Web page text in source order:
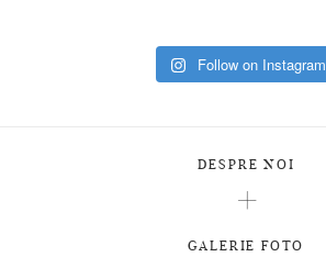
Follow on Instagram
DESPRE NOI
GALERIE FOTO